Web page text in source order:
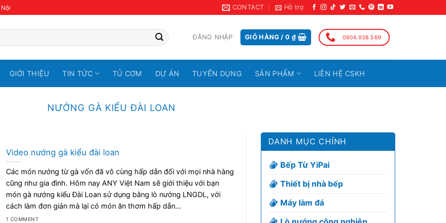
CONTACT Hỗ trợ
ĐĂNG NHẬP GIỎ HÀNG /0 ₫ 0904.938.569
GIỚI THIỆU TIN TỨC TỦ CƠM DỰ ÁN TUYỂN DỤNG SẢN PHẨM LIÊN HỆ CSKH
NƯỚNG GÀ KIỂU ĐÀI LOAN
Video nướng gà kiểu đài loan
Các món nướng từ gà vốn đã vô cùng hấp dẫn đối với mọi nhà hàng
cũng như gia đình. Hôm nay ANY Việt Nam sẽ giới thiệu với bạn
món gà nướng kiểu Đài Loan sử dụng bằng lò nướng LNGDL, với
cách làm đơn giản mà lại có món ăn thơm hấp dẫn...
1 COMMENT
DANH MỤC CHÍNH
Bếp Từ YiPai
Thiết bị nhà bếp
Máy làm đá